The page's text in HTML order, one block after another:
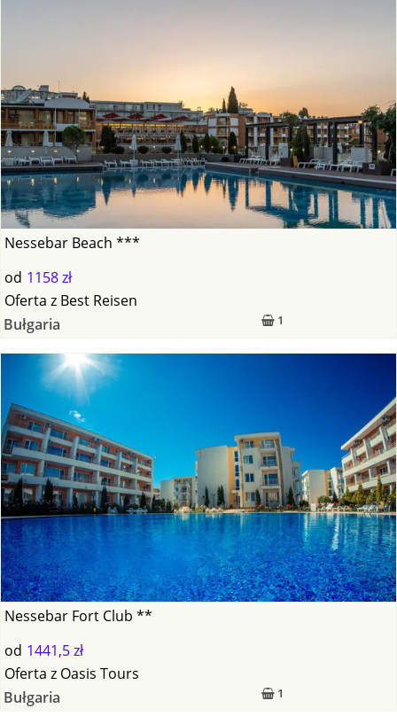
Nessebar Beach ***
od 1158 zł
1
Oferta z Best Reisen
Bułgaria
Nessebar Fort Club **
od 1441,5 zł
1
Oferta z Oasis Tours
Bułgaria